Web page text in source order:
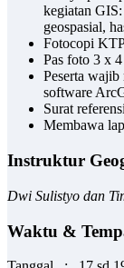
kegiatan GIS:
geospasial,
Fotocopi
Pas foto 3 x
Peserta wajib
software
Surat
Membawa
Instruktur
Dwi Sulistyo dan
Waktu &